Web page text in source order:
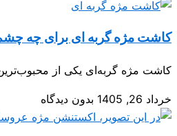
کاشت مژه گربه ای برای چه
کاشت مژه گربه‌ای یکی از
خرداد 26, 1405 بدون دیدگاه